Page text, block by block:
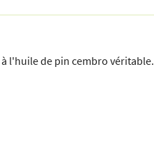
l'huile de pin cembro véritable.